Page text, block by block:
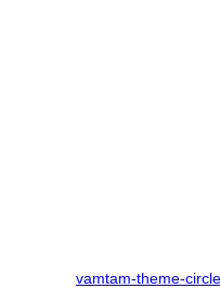
vamtam-theme-